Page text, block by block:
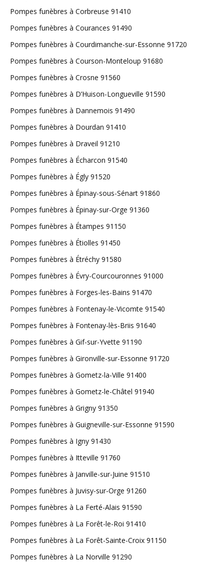
Pompes funèbres à Corbreuse 91410
Pompes funèbres à Courances 91490
Pompes funèbres à Courdimanche-sur-Essonne 91720
Pompes funèbres à Courson-Monteloup 91680
Pompes funèbres à Crosne 91560
Pompes funèbres à D’Huison-Longueville 91590
Pompes funèbres à Dannemois 91490
Pompes funèbres à Dourdan 91410
Pompes funèbres à Draveil 91210
Pompes funèbres à Écharcon 91540
Pompes funèbres à Égly 91520
Pompes funèbres à Épinay-sous-Sénart 91860
Pompes funèbres à Épinay-sur-Orge 91360
Pompes funèbres à Étampes 91150
Pompes funèbres à Étiolles 91450
Pompes funèbres à Étréchy 91580
Pompes funèbres à Évry-Courcouronnes 91000
Pompes funèbres à Forges-les-Bains 91470
Pompes funèbres à Fontenay-le-Vicomte 91540
Pompes funèbres à Fontenay-lès-Briis 91640
Pompes funèbres à Gif-sur-Yvette 91190
Pompes funèbres à Gironville-sur-Essonne 91720
Pompes funèbres à Gometz-la-Ville 91400
Pompes funèbres à Gometz-le-Châtel 91940
Pompes funèbres à Grigny 91350
Pompes funèbres à Guigneville-sur-Essonne 91590
Pompes funèbres à Igny 91430
Pompes funèbres à Itteville 91760
Pompes funèbres à Janville-sur-Juine 91510
Pompes funèbres à Juvisy-sur-Orge 91260
Pompes funèbres à La Ferté-Alais 91590
Pompes funèbres à La Forêt-le-Roi 91410
Pompes funèbres à La Forêt-Sainte-Croix 91150
Pompes funèbres à La Norville 91290